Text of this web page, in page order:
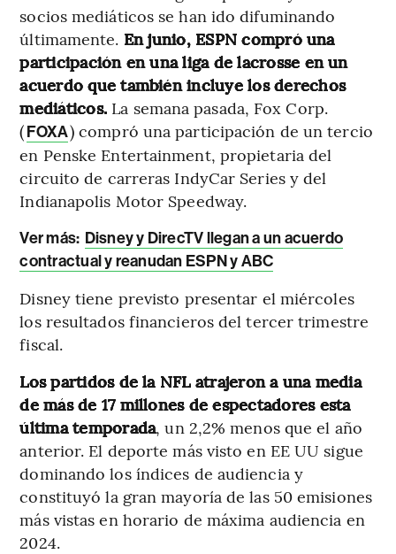
socios mediáticos se han ido difuminando
últimamente. En junio, ESPN compró una
participación en una liga de lacrosse en un
acuerdo que también incluye los derechos
mediáticos. La semana pasada, Fox Corp.
(FOXA) compró una participación de un tercio
en Penske Entertainment, propietaria del
circuito de carreras IndyCar Series y del
Indianapolis Motor Speedway.
Ver más: Disney y DirecTV llegan a un acuerdo
contractual y reanudan ESPN y ABC
Disney tiene previsto presentar el miércoles
los resultados financieros del tercer trimestre
fiscal.
Los partidos de la NFL atrajeron a una media
de más de 17 millones de espectadores esta
última temporada, un 2,2% menos que el año
anterior. El deporte más visto en EE UU sigue
dominando los índices de audiencia y
constituyó la gran mayoría de las 50 emisiones
más vistas en horario de máxima audiencia en
2024.